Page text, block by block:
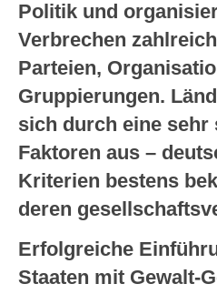
Politik und
Verbrechen
Parteien,
Gruppierungen.
sich durch eine
Faktoren aus –
Kriterien bestens
deren
Erfolgreiche
Staaten mit Gewalt-